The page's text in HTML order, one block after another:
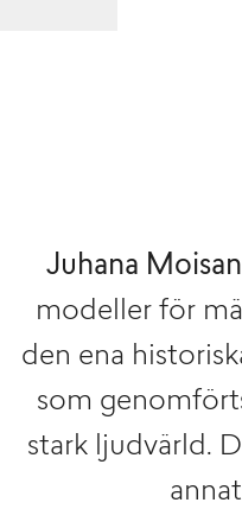
Juhana
modeller för
den ena
som
stark ljudvärld.